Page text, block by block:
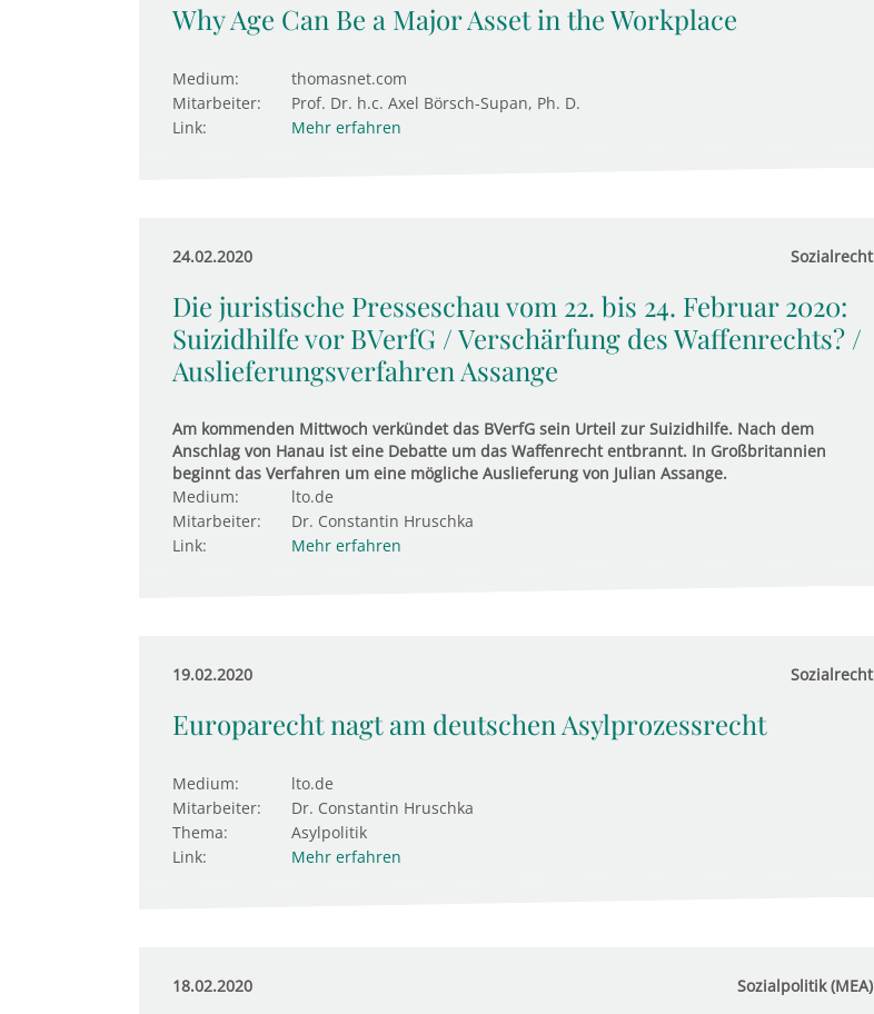
Why Age Can Be a Major Asset in the Workplace
Medium:
thomasnet.com
Mitarbeiter:
Prof. Dr. h.c. Axel Börsch-Supan, Ph. D.
Link:
Mehr erfahren
24.02.2020 Sozialrecht
Die juristische Presseschau vom 22. bis 24. Februar 2020:
Sui­zid­hilfe vor BVerfG / Ver­schär­fung des Waf­fen­rechts? /
Aus­lie­fe­rungs­ver­fahren Ass­ange
Am kommenden Mittwoch verkündet das BVerfG sein Urteil zur Suizidhilfe. Nach dem
Anschlag von Hanau ist eine Debatte um das Waffenrecht entbrannt. In Großbritannien
beginnt das Verfahren um eine mögliche Auslieferung von Julian Assange.
Medium:
lto.de
Mitarbeiter:
Dr. Constantin Hruschka
Link:
Mehr erfahren
19.02.2020 Sozialrecht
Euro­pa­recht nagt am deut­schen Asyl­pro­zess­recht
Medium:
lto.de
Mitarbeiter:
Dr. Constantin Hruschka
Thema:
Asylpolitik
Link:
Mehr erfahren
18.02.2020 Sozialpolitik (MEA)